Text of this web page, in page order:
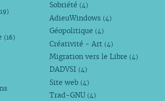
(16)
Sobriété (4)
AdieuWindows (4)
Géopolitique (4)
Créativité - Art (4)
Migration vers le Libre (4)
DADVSI (4)
Site web (4)
Trad-GNU (4)